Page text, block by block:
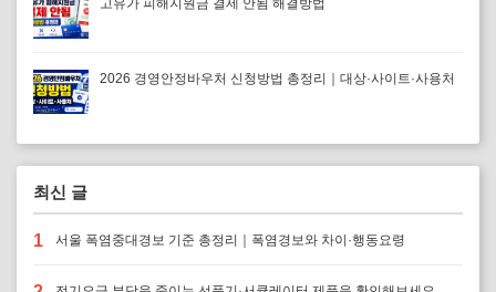
고유가 피해지원금 결제 안됨 해결방법
2026 경영안정바우처 신청방법 총정리｜대상·사이트·사용처
최신 글
1 서울 폭염중대경보 기준 총정리｜폭염경보와 차이·행동요령